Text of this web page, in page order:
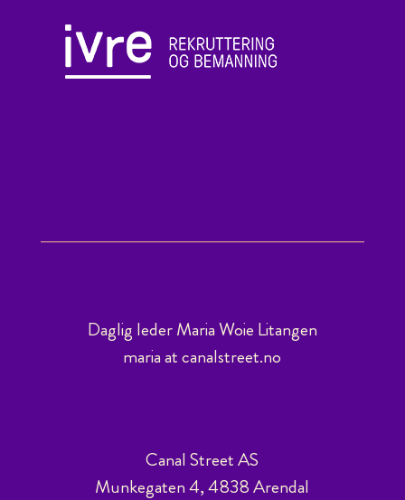
Daglig leder Maria Woie Litangen
maria at canalstreet.no
Canal Street AS
Munkegaten 4, 4838 Arendal